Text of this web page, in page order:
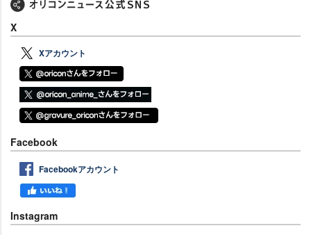
X
Xアカウント
Facebook
Facebookアカウント
Instagram